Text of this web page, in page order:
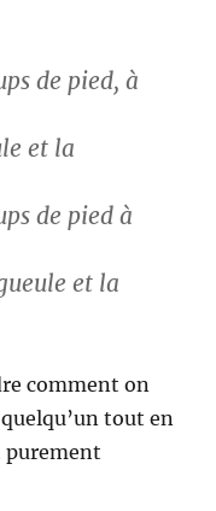
de pied, à
et la
de pied à
et la
comment on
tout en
purement